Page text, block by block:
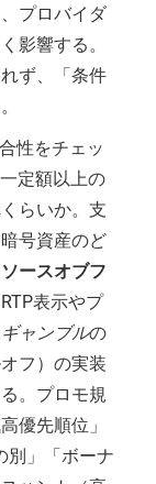
プロバイダ
影響する。
ず、「条件
性をチェッ
定額以上の
らいか。支
号資産のど
ースオブフ
表示やプ
ャンブルの
フ）の実装
。プロモ規
優先順位」
別」「ボーナ